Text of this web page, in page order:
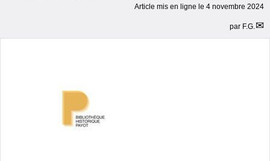
Article mis en ligne le 4 novembre 2024
par F.G.